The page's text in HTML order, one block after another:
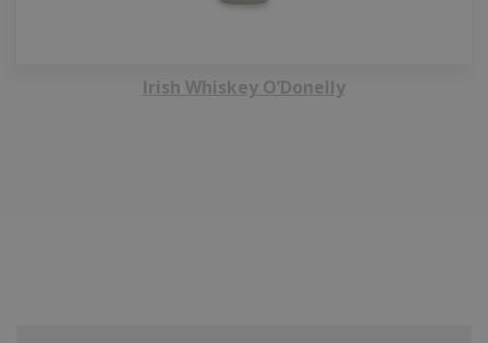
Irish Whiskey O’Donelly